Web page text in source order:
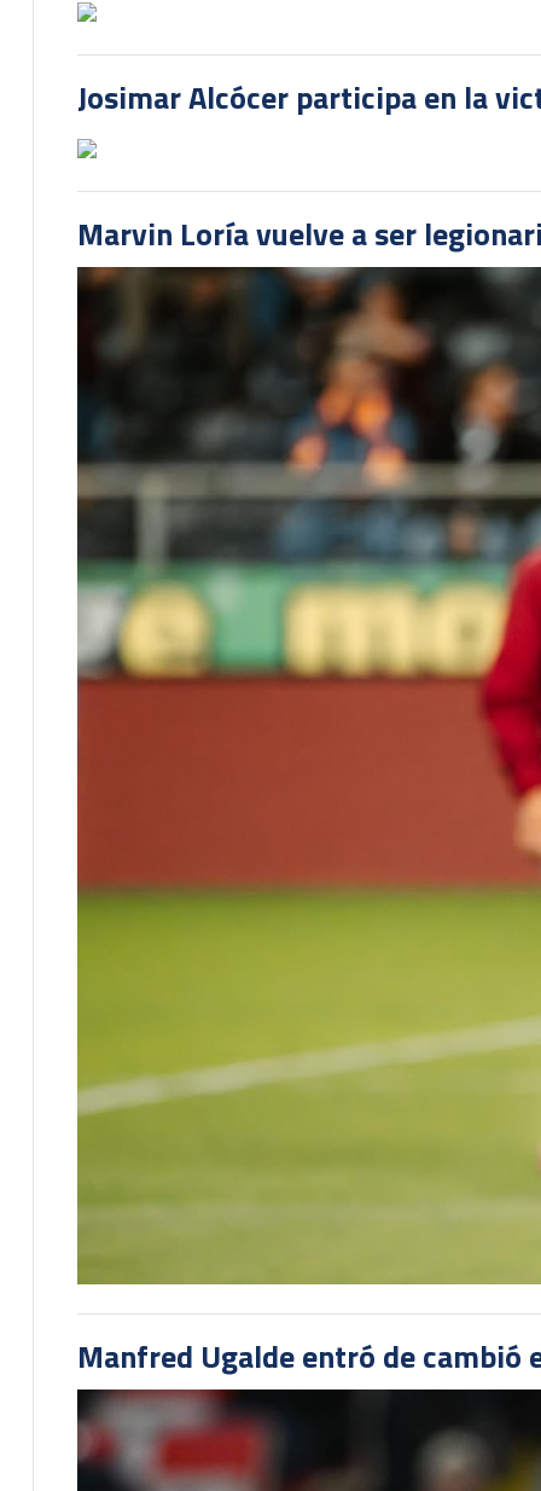
Josimar Alcócer participa en la
Marvin Loría vuelve a ser
Manfred Ugalde entró de cambió